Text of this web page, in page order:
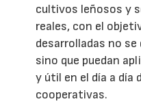
cultivos leñosos y
reales, con el
desarrolladas no
sino que puedan
y útil en el día a día
cooperativas.